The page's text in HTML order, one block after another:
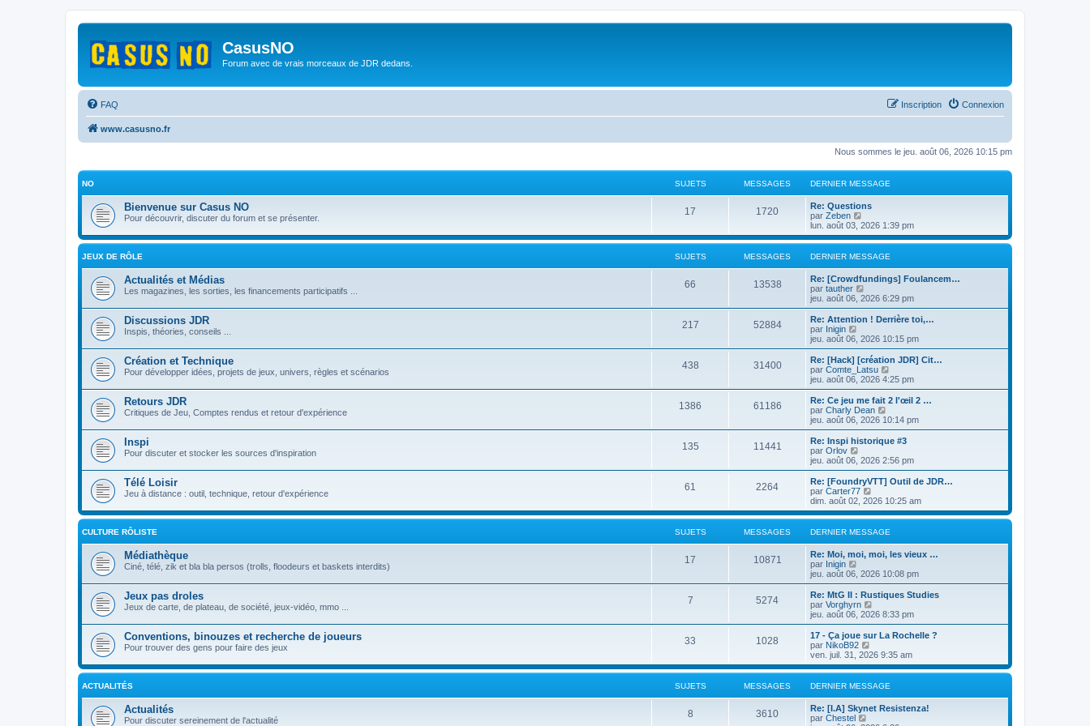
CasusNO
Forum avec de vrais morceaux de JDR dedans.
FAQ Connexion
Inscription
www.casusno.fr
Nous sommes le jeu. août 06, 2026 10:15 pm
NO SUJETS MESSAGES DERNIER MESSAGE
Bienvenue sur Casus NO
Pour découvrir, discuter du forum et se présenter.
17 1720
Re: Questions
par Zeben
o
n
s
u
e
r
l
e
d
r
n
i
e
r
m
e
s
s
a
g
lun. août 03, 2026 1:39 pm
JEUX DE RÔLE SUJETS MESSAGES DERNIER MESSAGE
Actualités et Médias
Les magazines, les sorties, les financements participatifs ...
66 13538
Re: [Crowdfundings] Foulancem…
par tauther
o
n
s
l
r
l
e
e
r
n
i
e
m
e
s
s
a
g
e
jeu. août 06, 2026 6:29 pm
Discussions JDR
Inspis, théories, conseils ...
217 52884
Re: Attention ! Derrière toi,…
par Inigin
o
n
s
u
r
l
e
e
r
n
i
e
r
m
e
s
s
a
g
jeu. août 06, 2026 10:15 pm
Création et Technique
Pour développer idées, projets de jeux, univers, règles et scénarios
438 31400
Re: [Hack] [création JDR] Cit…
par Comte_Latsu
o
n
s
l
r
l
e
e
n
i
r
m
e
s
a
g
jeu. août 06, 2026 4:25 pm
Retours JDR
Critiques de Jeu, Comptes rendus et retour d'expérience
1386 61186
Re: Ce jeu me fait 2 l'œil 2 …
par Charly Dean
o
n
s
l
e
l
e
d
r
n
i
r
m
e
s
a
g
jeu. août 06, 2026 10:14 pm
Inspi
Pour discuter et stocker les sources d'inspiration
135 11441
Re: Inspi historique #3
par Orlov
o
n
s
u
t
e
r
l
e
d
r
n
e
r
m
e
s
s
a
g
e
jeu. août 06, 2026 2:56 pm
Télé Loisir
Jeu à distance : outil, technique, retour d'expérience
61 2264
Re: [FoundryVTT] Outil de JDR…
par Carter77
o
n
s
u
e
l
e
d
r
n
i
r
m
e
s
a
g
e
dim. août 02, 2026 10:25 am
CULTURE RÔLISTE SUJETS MESSAGES DERNIER MESSAGE
Médiathèque
Ciné, télé, zik et bla bla persos (trolls, floodeurs et baskets interdits)
17 10871
Re: Moi, moi, moi, les vieux …
par Inigin
o
n
s
u
r
l
e
d
r
n
i
e
jeu. août 06, 2026 10:08 pm
Jeux pas droles
Jeux de carte, de plateau, de société, jeux-vidéo, mmo ...
7 5274
Re: MtG II : Rustiques Studies
par Vorghyrn
o
n
s
l
e
r
l
e
d
jeu. août 06, 2026 8:33 pm
Conventions, binouzes et recherche de joueurs
Pour trouver des gens pour faire des jeux
33 1028
17 - Ça joue sur La Rochelle ?
par NikoB92
o
n
s
u
e
ven. juil. 31, 2026 9:35 am
ACTUALITÉS SUJETS MESSAGES DERNIER MESSAGE
Actualités
Pour discuter sereinement de l'actualité
8 3610
Re: [I.A] Skynet Resistenza!
par Chestel